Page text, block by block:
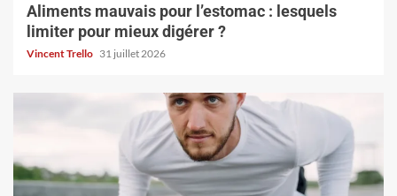
Aliments mauvais pour l’estomac : lesquels
limiter pour mieux digérer ?
Vincent Trello 31 juillet 2026